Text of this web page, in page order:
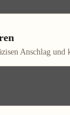
Anschlag